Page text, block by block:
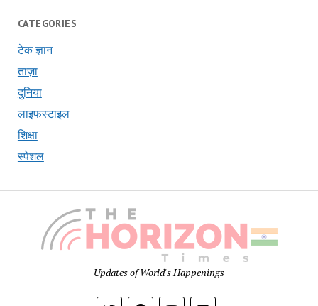
CATEGORIES
टेक ज्ञान
ताज़ा
दुनिया
लाइफस्टाइल
शिक्षा
स्पेशल
Updates of World's Happenings